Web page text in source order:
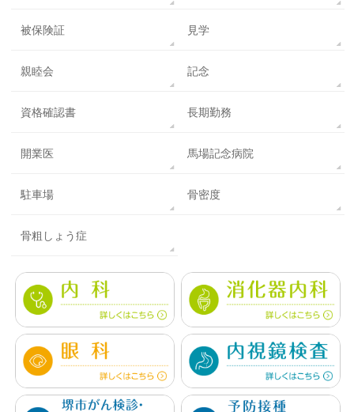
被保険証 見学
親睦会 記念
資格確認書 長期勤務
開業医 馬場記念病院
駐車場 骨密度
骨粗しょう症